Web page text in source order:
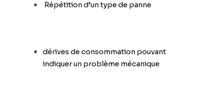
Répétition d’un type de panne
dérives de consommation pouvant
indiquer un problème mécanique